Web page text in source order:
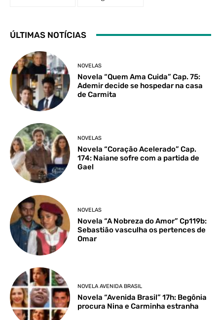
ÚLTIMAS NOTÍCIAS
NOVELAS
Novela “Quem Ama Cuida” Cap. 75:
Ademir decide se hospedar na casa
de Carmita
NOVELAS
Novela “Coração Acelerado” Cap.
174: Naiane sofre com a partida de
Gael
NOVELAS
Novela “A Nobreza do Amor” Cp119b:
Sebastião vasculha os pertences de
Omar
NOVELA AVENIDA BRASIL
Novela “Avenida Brasil” 17h: Begônia
procura Nina e Carminha estranha